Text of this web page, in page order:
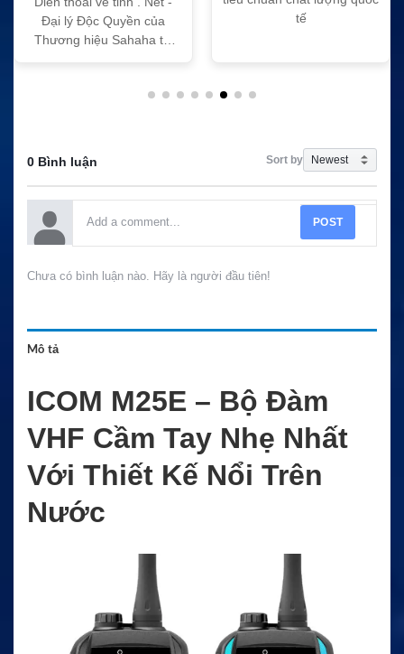
Đại lý Độc Quyền của
Thương hiệu Sahaha tại
tế
0 Bình luận Sort by
POST
Chưa có bình luận nào. Hãy là người đầu tiên!
Mô tả
ICOM M25E – Bộ Đàm
VHF Cầm Tay Nhẹ Nhất
Với Thiết Kế Nổi Trên
Nước